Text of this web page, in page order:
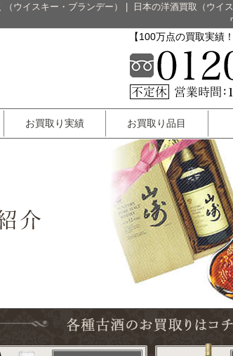
ウイスキー・ブランデー） 日本の洋酒買取（ウイ
【100万点の買取実績
お買取り実績 お買取り品目